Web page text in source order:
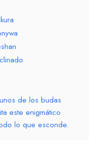
de los budas
este enigmático
lo que esconde.